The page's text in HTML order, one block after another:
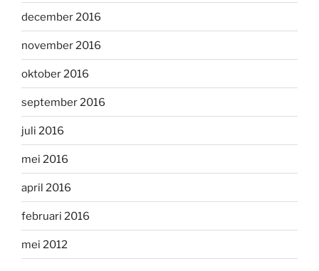
december 2016
november 2016
oktober 2016
september 2016
juli 2016
mei 2016
april 2016
februari 2016
mei 2012